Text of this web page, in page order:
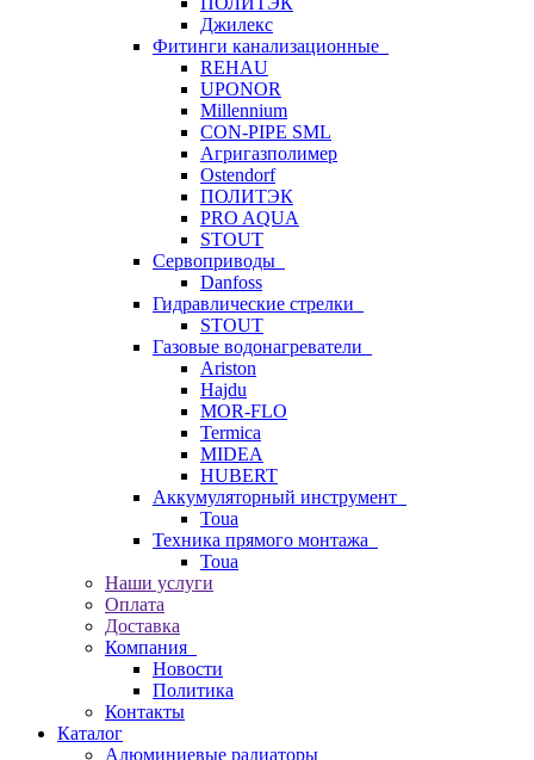
Джилекс
Фитинги канализационные
REHAU
UPONOR
Millennium
CON-PIPE SML
Агригазполимер
Ostendorf
ПОЛИТЭК
PRO AQUA
STOUT
Сервоприводы
Danfoss
Гидравлические стрелки
STOUT
Газовые водонагреватели
Ariston
Hajdu
MOR-FLO
Termica
MIDEA
HUBERT
Аккумуляторный инструмент
Toua
Техника прямого монтажа
Toua
Наши услуги
Оплата
Доставка
Компания
Новости
Политика
Контакты
Каталог
Алюминиевые радиаторы